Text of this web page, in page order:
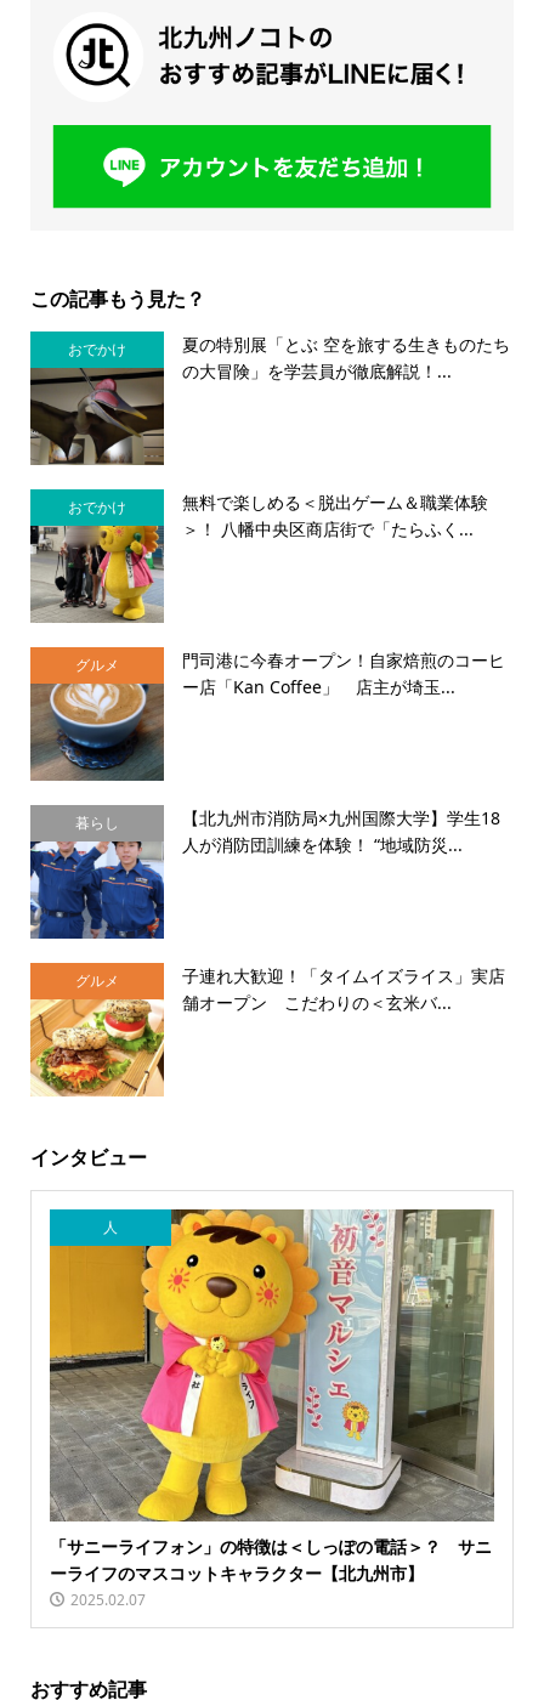
この記事もう見た？
おでかけ
夏の特別展「とぶ 空を旅する生きものたち
の大冒険」を学芸員が徹底解説！...
おでかけ
無料で楽しめる＜脱出ゲーム＆職業体験
＞！ 八幡中央区商店街で「たらふく...
グルメ
門司港に今春オープン！自家焙煎のコーヒ
ー店「Kan Coffee」 店主が埼玉...
暮らし
【北九州市消防局×九州国際大学】学生18
人が消防団訓練を体験！ “地域防災...
グルメ
子連れ大歓迎！「タイムイズライス」実店
舗オープン こだわりの＜玄米バ...
インタビュー
人
「サニーライフォン」の特徴は＜しっぽの電話＞？ サニ
ーライフのマスコットキャラクター【北九州市】
2025.02.07
おすすめ記事